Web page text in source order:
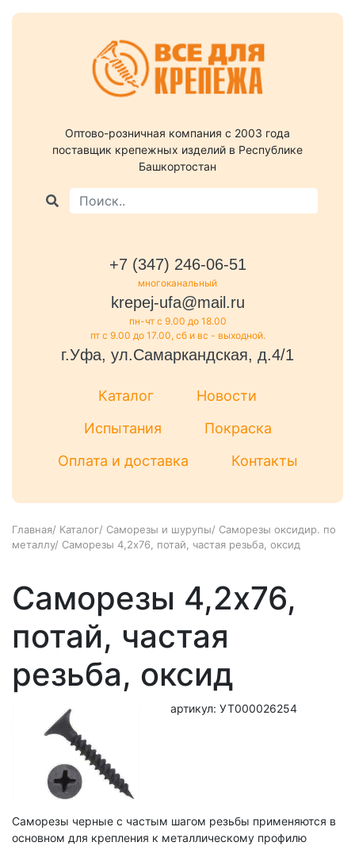
Оптово-розничная компания c 2003 года
поставщик крепежных изделий в Республике
Башкортостан
+7 (347) 246-06-51
многоканальный
krepej-ufa@mail.ru
пн-чт с 9.00 до 18.00
пт с 9.00 до 17.00, сб и вс - выходной.
г.Уфа, ул.Самаркандская, д.4/1
Каталог
Новости
Испытания
Покраска
Оплата и доставка
Контакты
Главная/ Каталог/ Саморезы и шурупы/ Саморезы оксидир. по
металлу/ Саморезы 4,2x76, потай, частая резьба, оксид
Саморезы 4,2x76,
потай, частая
резьба, оксид
артикул: УТ000026254
Саморезы черные с частым шагом резьбы применяются в
основном для крепления к металлическому профилю